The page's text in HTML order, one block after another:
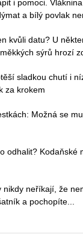
i pomoci.
a bílý povlak
kvůli datu? U
sýrů hrozí
sladkou chutí i
za krokem
Možná se
odhalit? Kodaňské
nikdy neříkají, že
a pochopíte...